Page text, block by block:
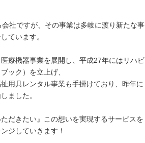
社ですが、その事業は多岐に渡り新たな事
ています。
療機器事業を展開し、平成27年にはリハビ
ック）を立上げ、
用具レンタル事業も手掛けており、昨年に
ました。
ただきたい』この想いを実現するサービスを
ジしていきます！